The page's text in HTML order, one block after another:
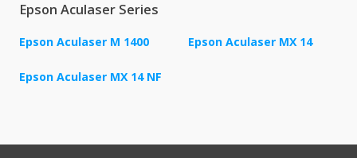
Epson Aculaser Series
Epson Aculaser M 1400 Epson Aculaser MX 14
Epson Aculaser MX 14 NF